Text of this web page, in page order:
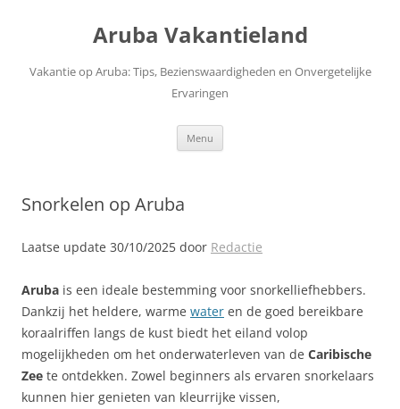
Aruba Vakantieland
Vakantie op Aruba: Tips, Bezienswaardigheden en Onvergetelijke
Ervaringen
Menu
Snorkelen op Aruba
Laatse update 30/10/2025 door Redactie
Aruba is een ideale bestemming voor snorkelliefhebbers.
Dankzij het heldere, warme water en de goed bereikbare
koraalriffen langs de kust biedt het eiland volop
mogelijkheden om het onderwaterleven van de Caribische
Zee te ontdekken. Zowel beginners als ervaren snorkelaars
kunnen hier genieten van kleurrijke vissen,